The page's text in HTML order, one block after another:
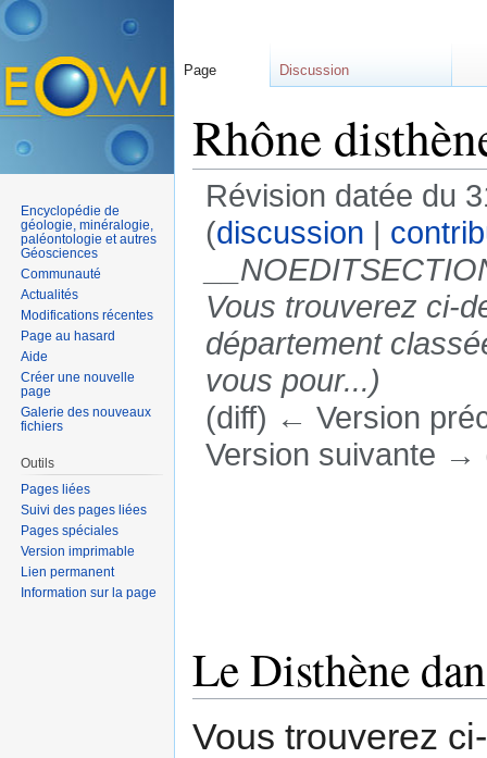
Rhône
Révision datée du
(discussion |
Vous trouverez ci-
département
vous pour...)
(diff) ← Version
Version suivante →
Le Disthène
Vous trouverez
Page Discussion
Encyclopédie de
géologie, minéralogie,
paléontologie et autres
Géosciences
Communauté
Actualités
Modifications récentes
Page au hasard
Aide
Créer une nouvelle
page
Galerie des nouveaux
fichiers
Outils
Pages liées
Suivi des pages liées
Pages spéciales
Version imprimable
Lien permanent
Information sur la page